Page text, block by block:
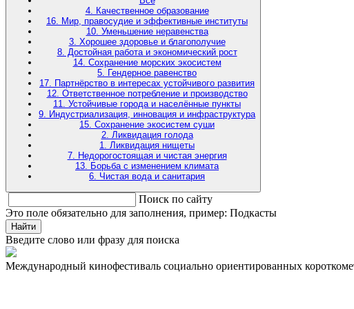
4. Качественное образование
16. Мир, правосудие и эффективные институты
10. Уменьшение неравенства
3. Хорошее здоровье и благополучие
8. Достойная работа и экономический рост
14. Сохранение морских экосистем
5. Гендерное равенство
17. Партнёрство в интересах устойчивого развития
12. Ответственное потребление и производство
11. Устойчивые города и населённые пункты
9. Индустриализация, инновация и инфраструктура
15. Сохранение экосистем суши
2. Ликвидация голода
1. Ликвидация нищеты
7. Недорогостоящая и чистая энергия
13. Борьба с изменением климата
6. Чистая вода и санитария
Поиск по сайту
Это поле обязательно для заполнения, пример: Подкасты
Найти
Введите слово или фразу для поиска
Международный кинофестиваль социально ориентированных